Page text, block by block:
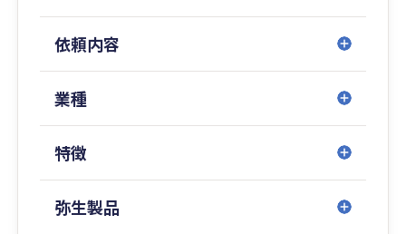
▶ ホームページ
https://takanozeirishi.com
▶ お問い合わせ
https://takanozeirishi.com/contact
依頼内容
業種
特徴
弥生製品